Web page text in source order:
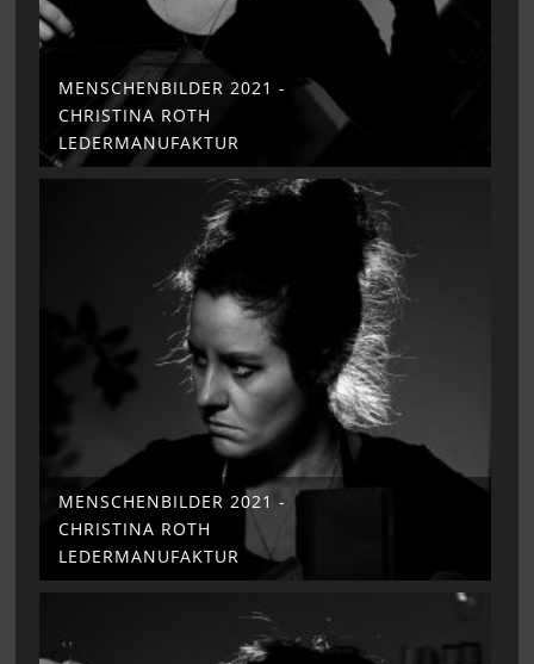
MENSCHENBILDER 2021 -
CHRISTINA ROTH
LEDERMANUFAKTUR
MENSCHENBILDER 2021 -
CHRISTINA ROTH
LEDERMANUFAKTUR